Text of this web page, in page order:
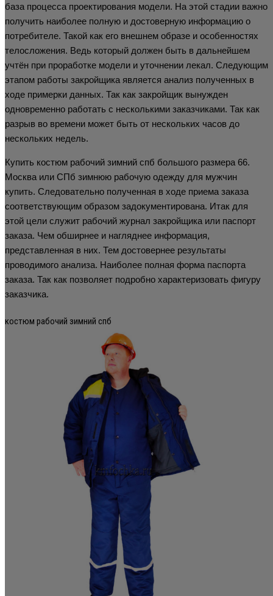
база процесса проектирования модели. На этой стадии важно
получить наиболее полную и достоверную информацию о
потребителе. Такой как его внешнем образе и особенностях
телосложения. Ведь который должен быть в дальнейшем
учтён при проработке модели и уточнении лекал. Следующим
этапом работы закройщика является анализ полученных в
ходе примерки данных. Так как закройщик вынужден
одновременно работать с несколькими заказчиками. Так как
разрыв во времени может быть от нескольких часов до
нескольких недель.
Купить костюм рабочий зимний спб большого размера 66.
Москва или СПб зимнюю рабочую одежду для мужчин
купить. Следовательно полученная в ходе приема заказа
соответствующим образом задокументирована. Итак для
этой цели служит рабочий журнал закройщика или паспорт
заказа. Чем обширнее и нагляднее информация,
представленная в них. Тем достовернее результаты
проводимого анализа. Наиболее полная форма паспорта
заказа. Так как позволяет подробно характеризовать фигуру
заказчика.
костюм рабочий зимний спб